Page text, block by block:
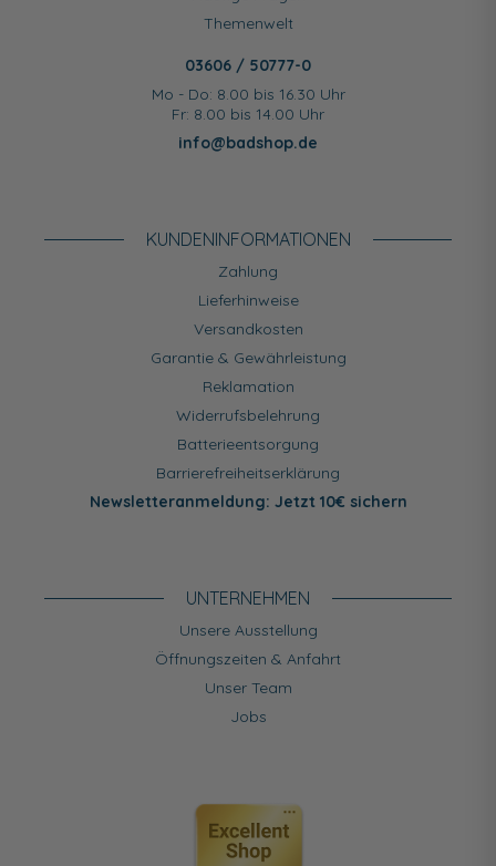
Themenwelt
03606 / 50777-0
Mo - Do: 8.00 bis 16.30 Uhr
Fr: 8.00 bis 14.00 Uhr
info@badshop.de
KUNDEN­INFORMATIONEN
Zahlung
Lieferhinweise
Versandkosten
Garantie & Gewährleistung
Reklamation
Widerrufsbelehrung
Batterieentsorgung
Barrierefreiheitserklärung
Newsletteranmeldung: Jetzt 10€ sichern
UNTERNEHMEN
Unsere Ausstellung
Öffnungszeiten & Anfahrt
Unser Team
Jobs